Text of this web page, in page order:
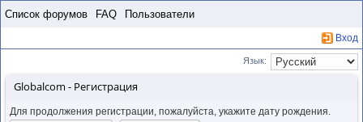
Список форумов FAQ Пользователи
Вход
Язык:
Globalcom - Регистрация
Для продолжения регистрации, пожалуйста, укажите дату рождения.